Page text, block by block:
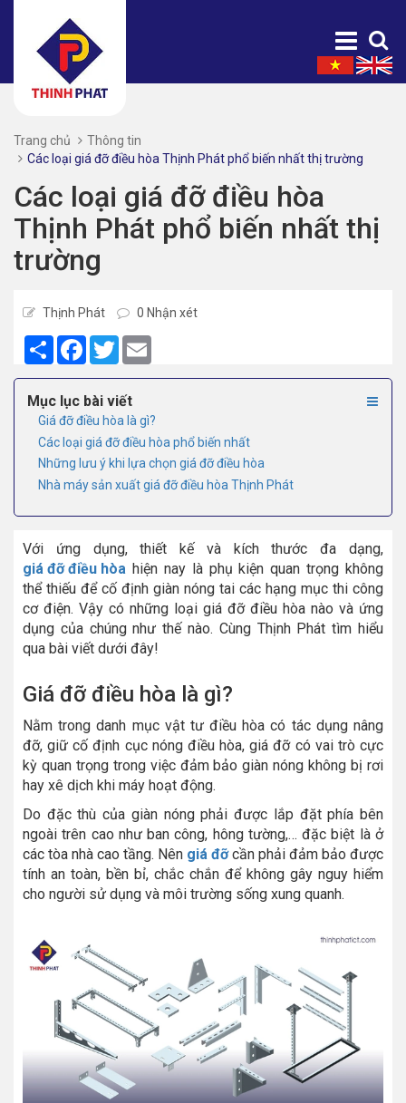
Trang chủ
Thông tin
Các loại giá đỡ điều hòa Thịnh Phát phổ biến nhất thị trường
Các loại giá đỡ điều hòa
Thịnh Phát phổ biến nhất thị
trường
Thịnh Phát 0 Nhận xét
Share Facebook
Twitter
Mục lục bài viết
Giá đỡ điều hòa là gì?
Các loại giá đỡ điều hòa phổ biến nhất
Những lưu ý khi lựa chọn giá đỡ điều hòa
Nhà máy sản xuất giá đỡ điều hòa Thịnh Phát
Với ứng dụng, thiết kế và kích thước đa dạng,
giá đỡ điều hòa hiện nay là phụ kiện quan trọng không
thể thiếu để cố định giàn nóng tai các hạng mục thi công
cơ điện. Vậy có những loại giá đỡ điều hòa nào và ứng
dụng của chúng như thế nào. Cùng Thịnh Phát tìm hiểu
qua bài viết dưới đây!
Giá đỡ điều hòa là gì?
Nằm trong danh mục vật tư điều hòa có tác dụng nâng
đỡ, giữ cố định cục nóng điều hòa, giá đỡ có vai trò cực
kỳ quan trọng trong việc đảm bảo giàn nóng không bị rơi
hay xê dịch khi máy hoạt động.
Do đặc thù của giàn nóng phải được lắp đặt phía bên
ngoài trên cao như ban công, hông tường,… đặc biệt là ở
các tòa nhà cao tầng. Nên giá đỡcần phải đảm bảo được
tính an toàn, bền bỉ, chắc chắn để không gây nguy hiểm
cho người sử dụng và môi trường sống xung quanh.